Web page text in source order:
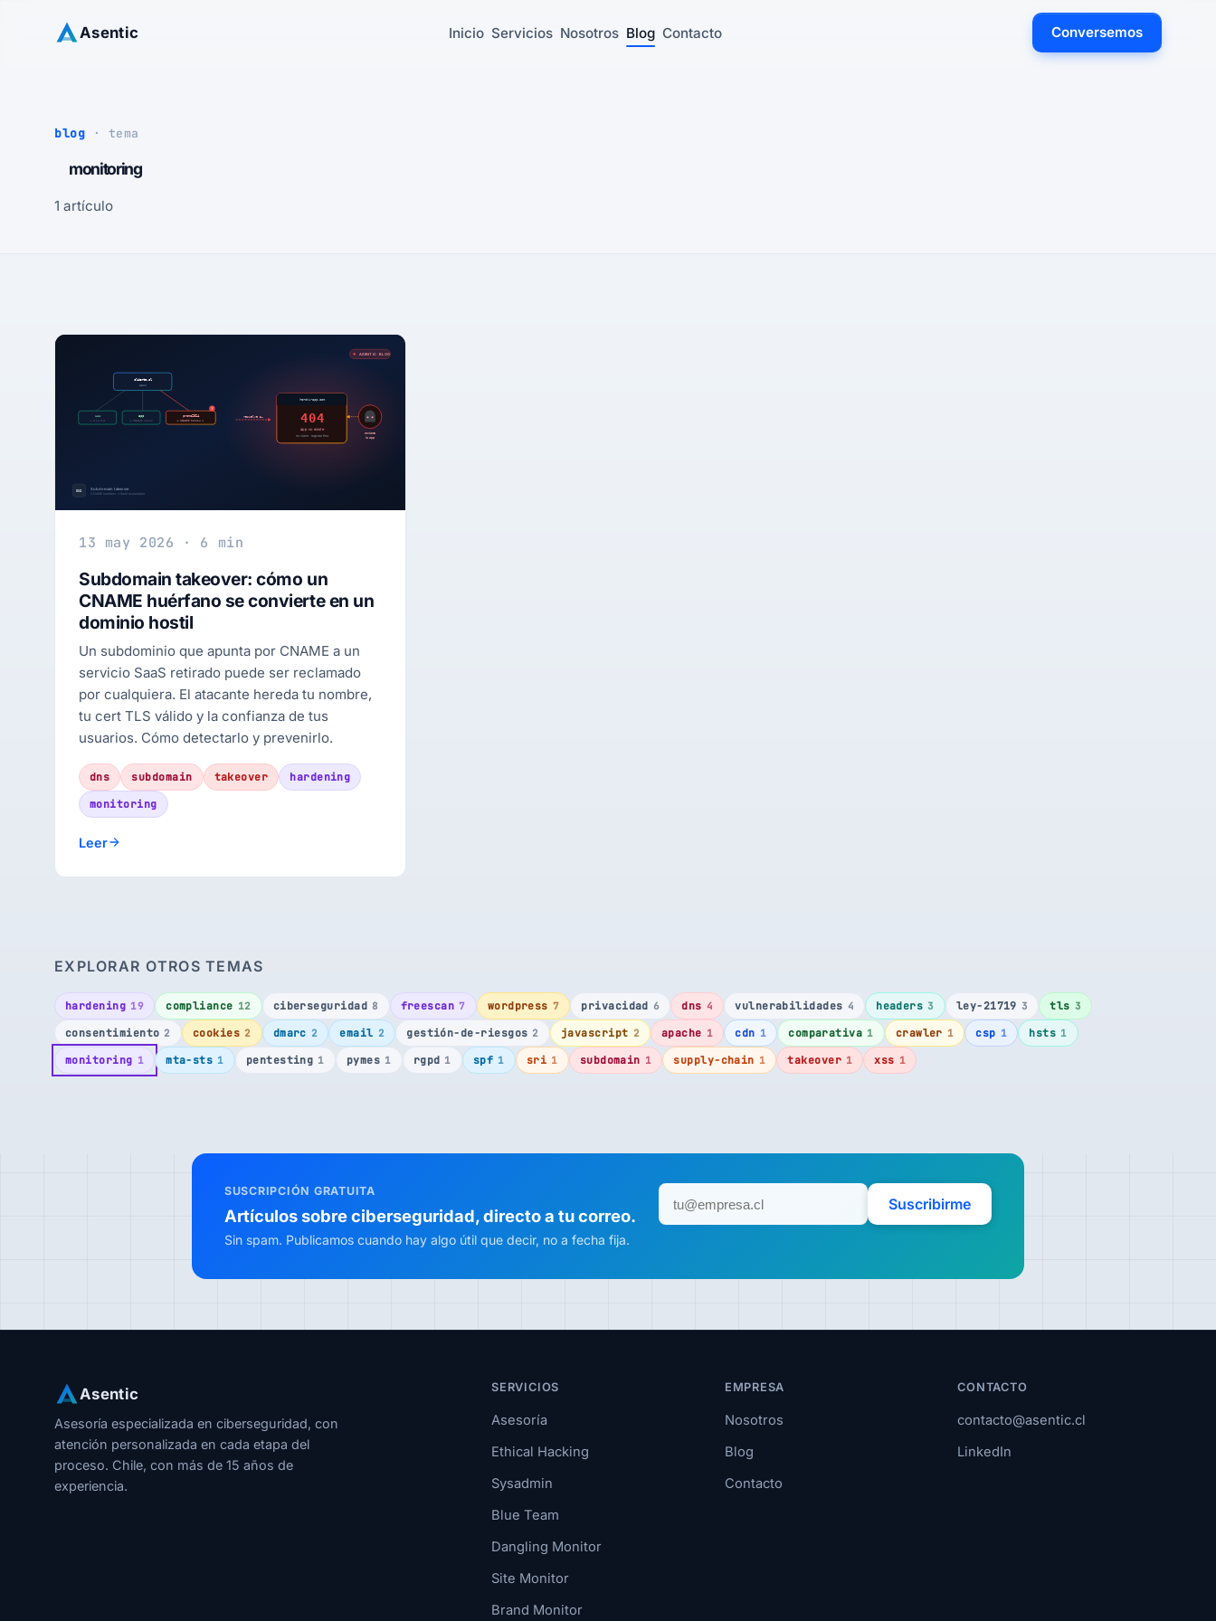
Asentic Inicio Servicios Nosotros Blog Contacto Conversemos
blog · tema
monitoring
1 artículo
13 may 2026 · 6 min
Subdomain takeover: cómo un
CNAME huérfano se convierte en un
dominio hostil
Un subdominio que apunta por CNAME a un
servicio SaaS retirado puede ser reclamado
por cualquiera. El atacante hereda tu nombre,
tu cert TLS válido y la confianza de tus
usuarios. Cómo detectarlo y prevenirlo.
dns subdomain takeover
hardening
monitoring
Leer
EXPLORAR OTROS TEMAS
hardening 19 compliance 12 ciberseguridad 8 freescan 7 wordpress 7 privacidad 6 dns 4 vulnerabilidades 4 headers 3 ley-21719 3 tls 3
consentimiento 2 cookies 2 dmarc 2 email 2 gestión-de-riesgos 2 javascript 2 apache 1 cdn 1 comparativa 1 crawler 1 csp 1 hsts 1
monitoring 1 mta-sts 1 pentesting 1 pymes 1 rgpd 1 spf 1 sri 1 subdomain 1 supply-chain 1 takeover 1 xss 1
SUSCRIPCIÓN GRATUITA
Artículos sobre ciberseguridad, directo a tu correo.
Sin spam. Publicamos cuando hay algo útil que decir, no a fecha fija.
Suscribirme
Asentic
Asesoría especializada en ciberseguridad, con
atención personalizada en cada etapa del
proceso. Chile, con más de 15 años de
experiencia.
SERVICIOS
Asesoría
Ethical Hacking
Sysadmin
Blue Team
Dangling Monitor
Site Monitor
Brand Monitor
EMPRESA
Nosotros
Blog
Contacto
CONTACTO
contacto@asentic.cl
LinkedIn